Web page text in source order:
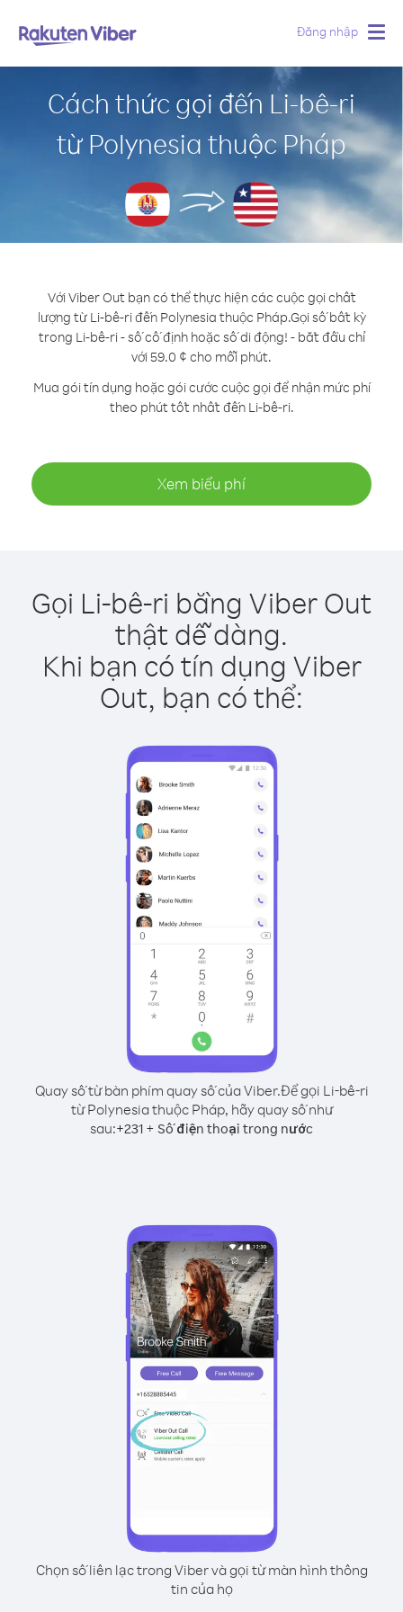
Đăng nhập
Cách thức gọi đến Li-bê-ri
từ Polynesia thuộc Pháp
Với Viber Out bạn có thể thực hiện các cuộc gọi chất
lượng từ Li-bê-ri đến Polynesia thuộc Pháp.Gọi số bất kỳ
trong Li-bê-ri - số cố định hoặc số di động! - bắt đầu chỉ
với 59.0 ¢ cho mỗi phút.
Mua gói tín dụng hoặc gói cước cuộc gọi để nhận mức phí
theo phút tốt nhất đến Li-bê-ri.
Xem biểu phí
Gọi Li-bê-ri bằng Viber Out
thật dễ dàng.
Khi bạn có tín dụng Viber
Out, bạn có thể:
Quay số từ bàn phím quay số của Viber.Để gọi Li-bê-ri
từ Polynesia thuộc Pháp, hãy quay số như
sau:+231 + Số điện thoại trong nước
Chọn số liên lạc trong Viber và gọi từ màn hình thông
tin của họ